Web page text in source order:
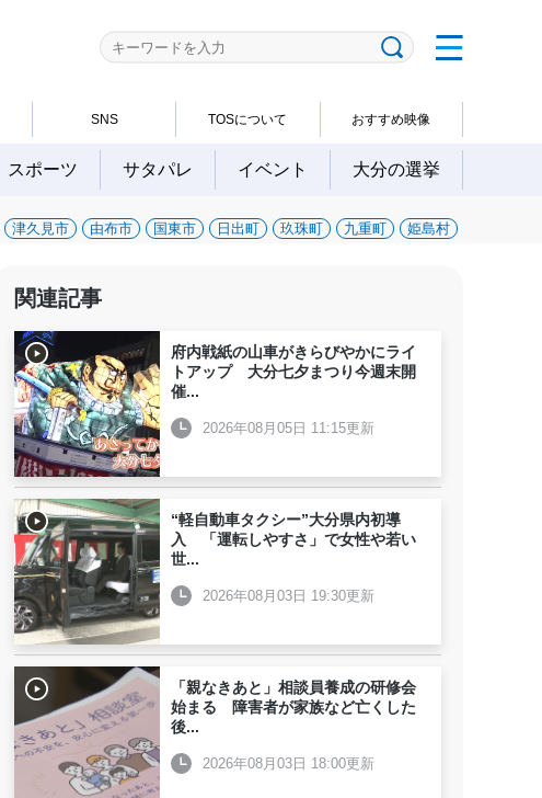
SNS TOSについて おすすめ映像
スポーツ サタパレ イベント 大分の選挙
津久見市 由布市 国東市 日出町 玖珠町 九重町 姫島村
関連記事
府内戦紙の山車がきらびやかにライ
トアップ 大分七夕まつり今週末開
催...
2026年08月05日 11:15更新
“軽自動車タクシー”大分県内初導
入 「運転しやすさ」で女性や若い
世...
2026年08月03日 19:30更新
「親なきあと」相談員養成の研修会
始まる 障害者が家族など亡くした
後...
2026年08月03日 18:00更新